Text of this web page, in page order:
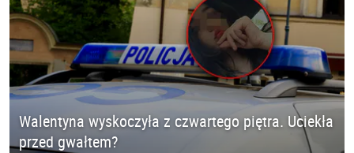
Walentyna wyskoczyła z czwartego piętra. Uciekła
przed gwałtem?